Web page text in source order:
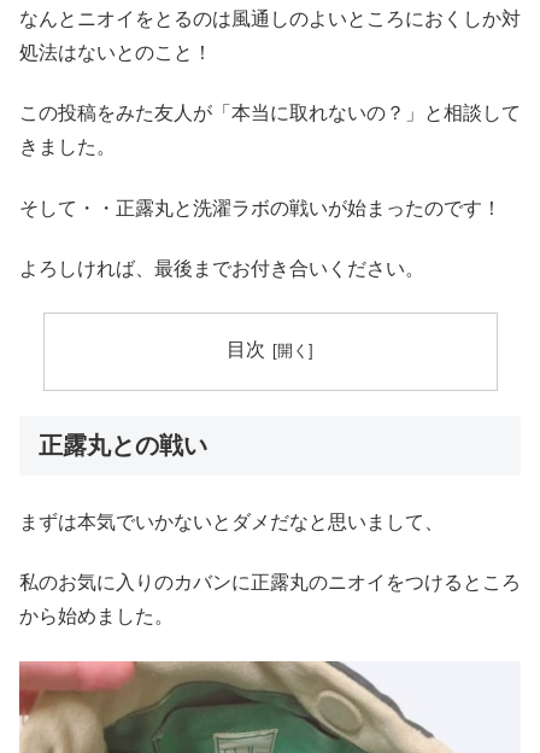
なんとニオイをとるのは風通しのよいところにおくしか対
処法はないとのこと！
この投稿をみた友人が「本当に取れないの？」と相談して
きました。
そして・・正露丸と洗濯ラボの戦いが始まったのです！
よろしければ、最後までお付き合いください。
目次
正露丸との戦い
まずは本気でいかないとダメだなと思いまして、
私のお気に入りのカバンに正露丸のニオイをつけるところ
から始めました。